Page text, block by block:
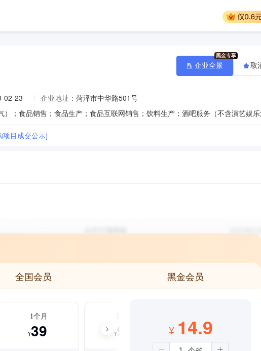
02-23 企业地址： 菏泽市中华路501号
项目成交公示]
企业全景 取
全国会员 黑金会员
1个月
¥39
3个月
¥99 ¥ 14.9